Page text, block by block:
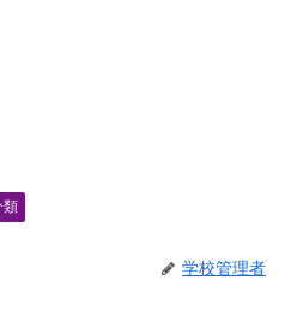
類
学校管理者